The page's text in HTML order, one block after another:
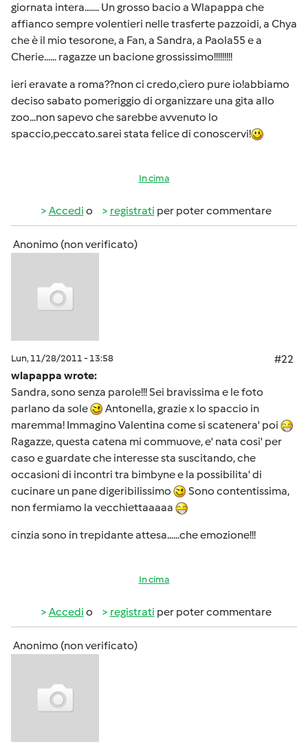
giornata intera....... Un grosso bacio a Wlapappa che
affianco sempre volentieri nelle trasferte pazzoidi, a Chya
che è il mio tesorone, a Fan, a Sandra, a Paola55 e a
Cherie...... ragazze un bacione grossissimo!!!!!!!!!
ieri eravate a roma??non ci credo,cìero pure io!abbiamo
deciso sabato pomeriggio di organizzare una gita allo
zoo...non sapevo che sarebbe avvenuto lo
spaccio,peccato.sarei stata felice di conoscervi!
In cima
Accedi o registrati per poter commentare
Anonimo (non verificato)
Lun, 11/28/2011 - 13:58
#22
wlapappa wrote:
Sandra, sono senza parole!!! Sei bravissima e le foto
parlano da sole
Antonella, grazie x lo spaccio in
maremma! Immagino Valentina come si scatenera' poi
Ragazze, questa catena mi commuove, e' nata cosi' per
caso e guardate che interesse sta suscitando, che
occasioni di incontri tra bimbyne e la possibilita' di
cucinare un pane digeribilissimo
Sono contentissima,
non fermiamo la vecchiettaaaaa
cinzia sono in trepidante attesa......che emozione!!!
In cima
Accedi o registrati per poter commentare
Anonimo (non verificato)